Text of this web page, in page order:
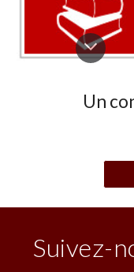
Un
Suivez-